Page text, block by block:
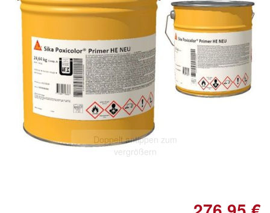
Doppelt antippen zum
vergrößern